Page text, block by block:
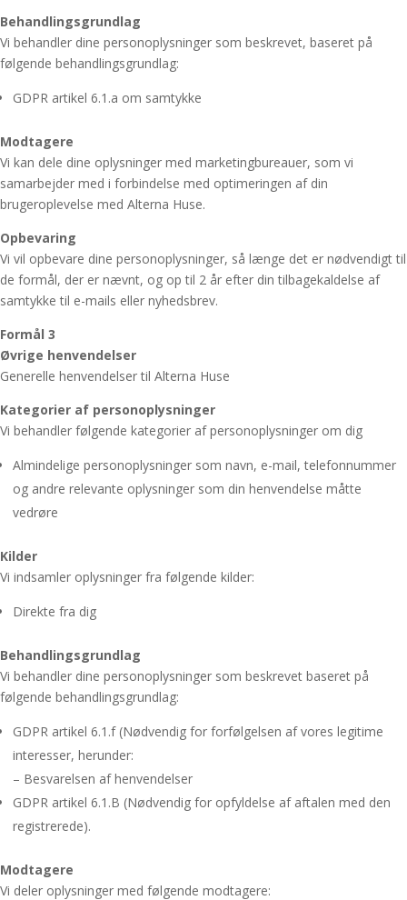
Behandlingsgrundlag
Vi behandler dine personoplysninger som beskrevet, baseret på
følgende behandlingsgrundlag:
GDPR artikel 6.1.a om samtykke
Modtagere
Vi kan dele dine oplysninger med marketingbureauer, som vi
samarbejder med i forbindelse med optimeringen af din
brugeroplevelse med Alterna Huse.
Opbevaring
Vi vil opbevare dine personoplysninger, så længe det er nødvendigt til
de formål, der er nævnt, og op til 2 år efter din tilbagekaldelse af
samtykke til e-mails eller nyhedsbrev.
Formål 3
Øvrige henvendelser
Generelle henvendelser til Alterna Huse
Kategorier af personoplysninger
Vi behandler følgende kategorier af personoplysninger om dig
Almindelige personoplysninger som navn, e-mail, telefonnummer
og andre relevante oplysninger som din henvendelse måtte
vedrøre
Kilder
Vi indsamler oplysninger fra følgende kilder:
Direkte fra dig
Behandlingsgrundlag
Vi behandler dine personoplysninger som beskrevet baseret på
følgende behandlingsgrundlag:
GDPR artikel 6.1.f (Nødvendig for forfølgelsen af vores legitime
interesser, herunder:
– Besvarelsen af henvendelser
GDPR artikel 6.1.B (Nødvendig for opfyldelse af aftalen med den
registrerede).
Modtagere
Vi deler oplysninger med følgende modtagere: